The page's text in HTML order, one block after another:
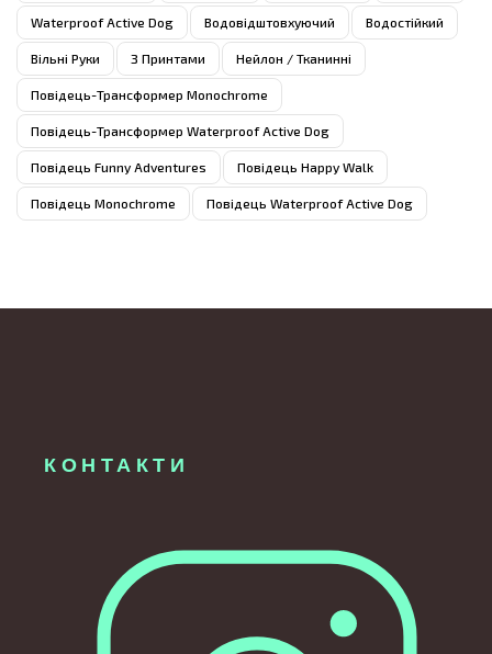
Waterproof Active Dog Водовідштовхуючий Водостійкий
Вільні Руки З Принтами Нейлон / Тканинні
Повідець-Трансформер Monochrome
Повідець-Трансформер Waterproof Active Dog
Повідець Funny Adventures Повідець Happy Walk
Повідець Monochrome Повідець Waterproof Active Dog
КОНТАКТИ